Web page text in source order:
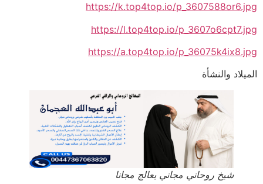
https://k.top4top.io/p_3607588or6.jpg
https://l.top4top.io/p_3607o6cpt7.jpg
https://a.top4top.io/p_36075k4ix8.jpg
الميلاد والنشأة
شيخ روحاني مجاني يعالج مجانا